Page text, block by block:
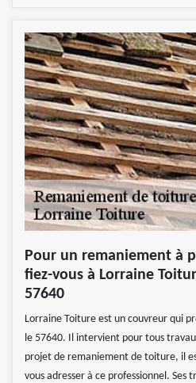
Pour un remaniement à
fiez-vous à Lorraine
57640
Lorraine Toiture est un couvreur qui
le 57640. Il intervient pour tous
projet de remaniement de toiture, il
vous adresser à ce professionnel. Ses